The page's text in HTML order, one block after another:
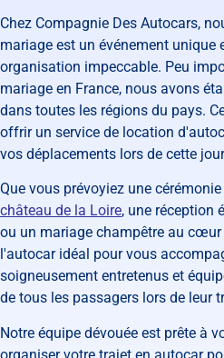
Chez Compagnie Des Autocars,
mariage est un événement unique
organisation impeccable. Peu
mariage en France, nous avons
dans toutes les régions du pays.
offrir un service de location
vos déplacements lors de cette
Que vous prévoyiez une
château de la Loire, une réception
ou un mariage champêtre au cœur
l'autocar idéal pour vous
soigneusement entretenus et
de tous les passagers lors de leur
Notre équipe dévouée est prête à